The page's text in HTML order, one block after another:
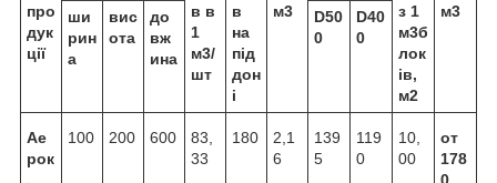
про
дук
ції
в в
1
м3/
шт
в
на
під
дон
і
м3
з 1
м3б
лок
ів,
м2
м3
ши
рин
а
вис
ота
до
вж
ина
D50
0
D40
0
Ае
рок
,
100 200 600
83,
33
180
2,1
6
139
5
119
0
10,
00
от
178
0